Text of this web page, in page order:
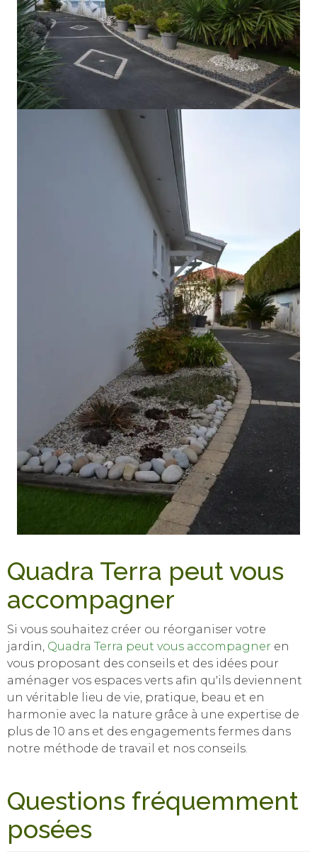
Quadra Terra peut vous
accompagner
Si vous souhaitez créer ou réorganiser votre
jardin, Quadra Terra peut vous accompagner en
vous proposant des conseils et des idées pour
aménager vos espaces verts afin qu'ils deviennent
un véritable lieu de vie, pratique, beau et en
harmonie avec la nature grâce à une expertise de
plus de 10 ans et des engagements fermes dans
notre méthode de travail et nos conseils.
Questions fréquemment
posées